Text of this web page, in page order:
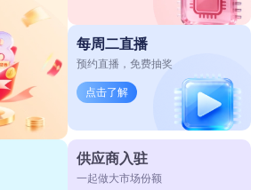
每周二直播
预约直播，免费抽奖
点击了解
供应商入驻
一起做大市场份额